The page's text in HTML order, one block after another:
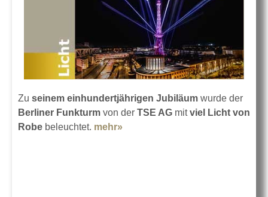
Zu seinem einhundertjährigen Jubiläum wurde der
Berliner Funkturm von der TSE AG mitviel Licht von
Robe beleuchtet. mehr»